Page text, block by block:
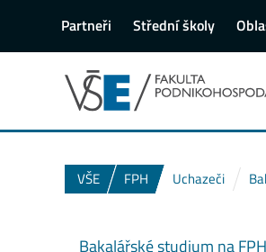
Partneři Střední školy
VŠE FPH Uchazeči
Bakalářské studium na FPH